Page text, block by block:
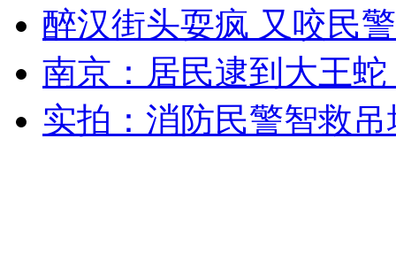
无痛分娩是否安全 医生回应
外交部：反对强权政治霸凌主义
外交部：有关国家言论片面不公正
醉汉街头耍疯 又咬民
南京：居民逮到大王
实拍：消防民警智救